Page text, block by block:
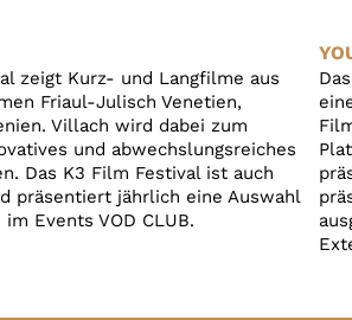
zeigt Kurz- und Langfilme aus
Friaul-Julisch Venetien,
Villach wird dabei zum
und abwechslungsreiches
Das K3 Film Festival ist auch
präsentiert jährlich eine Auswahl
Events VOD CLUB.